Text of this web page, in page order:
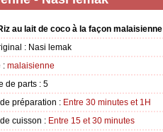
au lait de coco à la façon malaisienne
: Nasi lemak
: malaisienne
de parts : 5
préparation : Entre 30 minutes et 1H
cuisson : Entre 15 et 30 minutes